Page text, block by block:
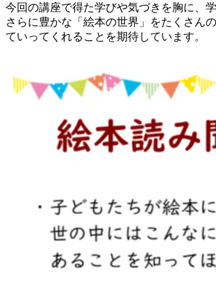
今回の講座で得た学びや気づきを胸に、
さらに豊かな「絵本の世界」をたくさん
ていってくれることを期待しています。